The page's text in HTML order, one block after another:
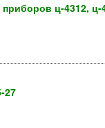
ц-4312, ц-
27